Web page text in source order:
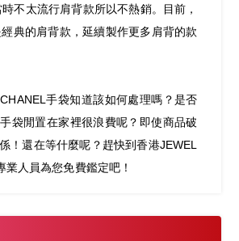
不太流行肩背款所以不熱銷。目前，
典的肩背款，延續製作更多肩背的款
手袋知道該如何處理嗎？是否
袋閒置在家裡很浪費呢？即使商品破
！還在等什麼呢？趕快到香港JEWEL
業人員為您免費鑑定吧！